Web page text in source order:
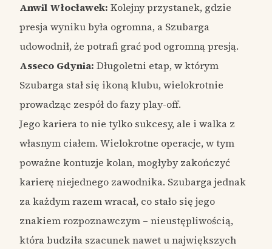
Anwil Włocławek: Kolejny przystanek, gdzie
presja wyniku była ogromna, a Szubarga
udowodnił, że potrafi grać pod ogromną presją.
Asseco Gdynia: Długoletni etap, w którym
Szubarga stał się ikoną klubu, wielokrotnie
prowadząc zespół do fazy play-off.
Jego kariera to nie tylko sukcesy, ale i walka z
własnym ciałem. Wielokrotne operacje, w tym
poważne kontuzje kolan, mogłyby zakończyć
karierę niejednego zawodnika. Szubarga jednak
za każdym razem wracał, co stało się jego
znakiem rozpoznawczym – nieustępliwością,
która budziła szacunek nawet u największych